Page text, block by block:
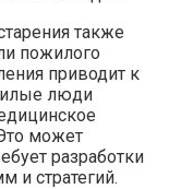
также
пожилого
приводит к
люди
может
разработки
и стратегий.